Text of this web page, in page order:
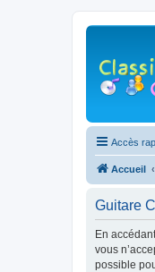
Accès
Accueil
Guitare
En
vous
possible